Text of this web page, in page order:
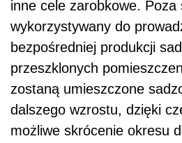
inne cele zarobkowe. Poza
wykorzystywany do
bezpośredniej produkcji
przeszklonych
zostaną umieszczone
dalszego wzrostu, dzięki
możliwe skrócenie okresu